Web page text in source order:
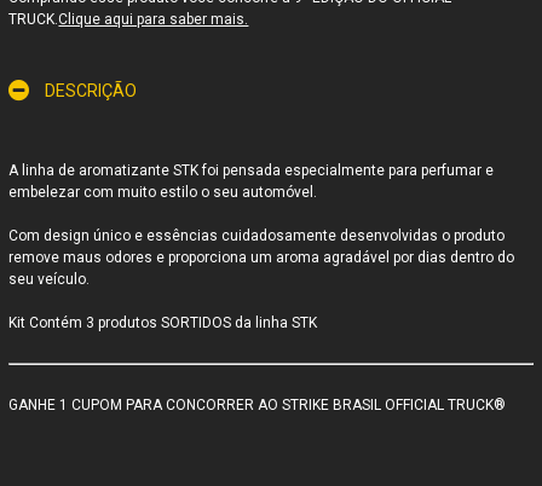
TRUCK.Clique aqui para saber mais.
DESCRIÇÃO
A linha de aromatizante STK foi pensada especialmente para perfumar e
embelezar com muito estilo o seu automóvel.
Com design único e essências cuidadosamente desenvolvidas o produto
remove maus odores e proporciona um aroma agradável por dias dentro do
seu veículo.
Kit Contém 3 produtos SORTIDOS da linha STK
GANHE 1 CUPOM PARA CONCORRER AO STRIKE BRASIL OFFICIAL TRUCK®